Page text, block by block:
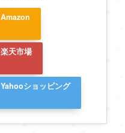
Amazon
楽天市場
Yahooショッピング